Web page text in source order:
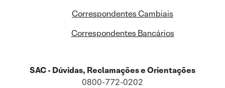
Correspondentes Cambiais
Correspondentes Bancários
SAC - Dúvidas, Reclamações e Orientações
0800-772-0202